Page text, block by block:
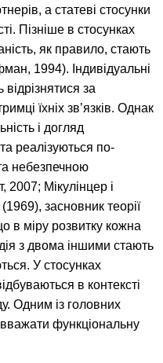
а статеві стосунки
Пізніше в стосунках
як правило, стають
1994). Індивідуальні
за
їхніх зв’язків. Однак
і догляд
реалізуються по-
небезпечною
2007; Мікулінцер і
засновник теорії
в міру розвитку кожна
з двома іншими стають
У стосунках
в контексті
Одним із головних
функціональну